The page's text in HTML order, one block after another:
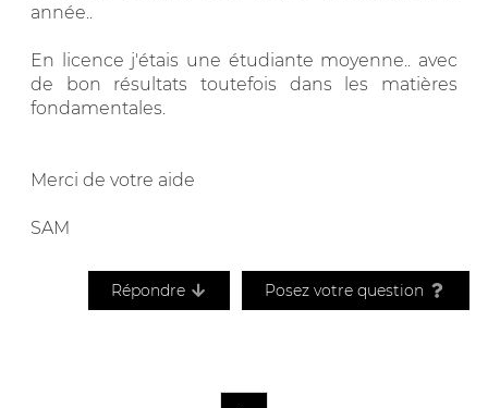
année..
En licence j'étais une étudiante moyenne.. avec
de bon résultats toutefois dans les matières
fondamentales.
Merci de votre aide
SAM
Répondre Posez votre question